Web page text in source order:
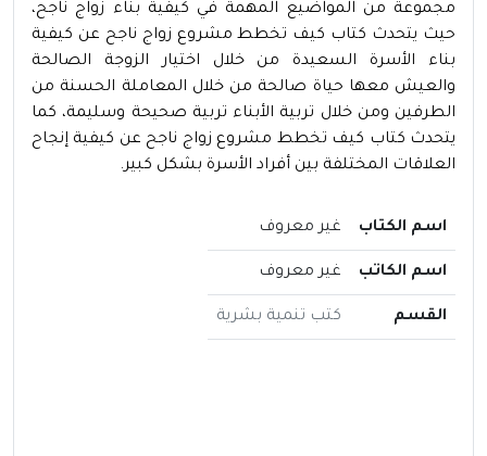
مجموعة من المواضيع المهمة في كيفية بناء زواج ناجح،
حيث يتحدث كتاب كيف تخطط مشروع زواج ناجح عن كيفية
بناء الأسرة السعيدة من خلال اختيار الزوجة الصالحة
والعيش معها حياة صالحة من خلال المعاملة الحسنة من
الطرفين ومن خلال تربية الأبناء تربية صحيحة وسليمة، كما
يتحدث كتاب كيف تخطط مشروع زواج ناجح عن كيفية إنجاح
العلاقات المختلفة بين أفراد الأسرة بشكل كبير.
اسم الكتاب غير معروف
اسم الكاتب غير معروف
القسم كتب تنمية بشرية